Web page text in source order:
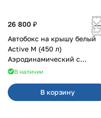
26 800 ₽
Автобокс на крышу белый
Active M (450 л)
Аэродинамический с
двусторонним открыванием
В наличии
В корзину